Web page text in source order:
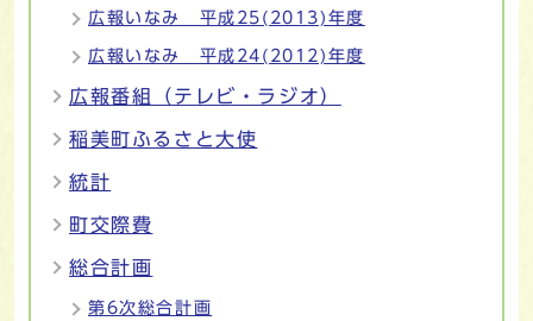
広報いなみ 平成25(2013)年度
広報いなみ 平成24(2012)年度
広報番組（テレビ・ラジオ）
稲美町ふるさと大使
統計
町交際費
総合計画
第6次総合計画